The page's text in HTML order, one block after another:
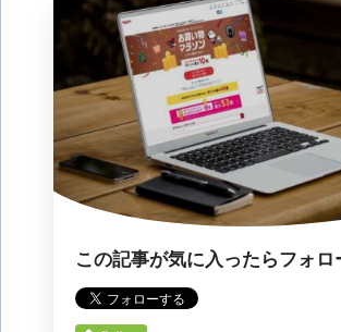
この記事が気に入ったらフォロ